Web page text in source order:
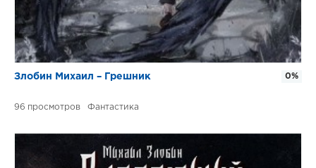
Злобин Михаил – Грешник
96 Фантастика
0%